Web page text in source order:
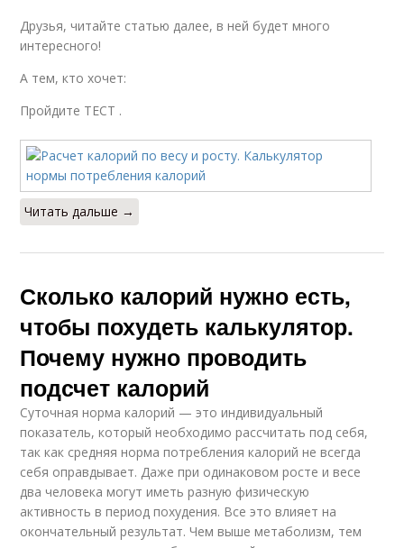
Друзья, читайте статью далее, в ней будет много
интересного!
А тем, кто хочет:
Пройдите ТЕСТ .
Читать дальше →
Сколько калорий нужно есть,
чтобы похудеть калькулятор.
Почему нужно проводить
подсчет калорий
Суточная норма калорий — это индивидуальный
показатель, который необходимо рассчитать под себя,
так как средняя норма потребления калорий не всегда
себя оправдывает. Даже при одинаковом росте и весе
два человека могут иметь разную физическую
активность в период похудения. Все это влияет на
окончательный результат. Чем выше метаболизм, тем